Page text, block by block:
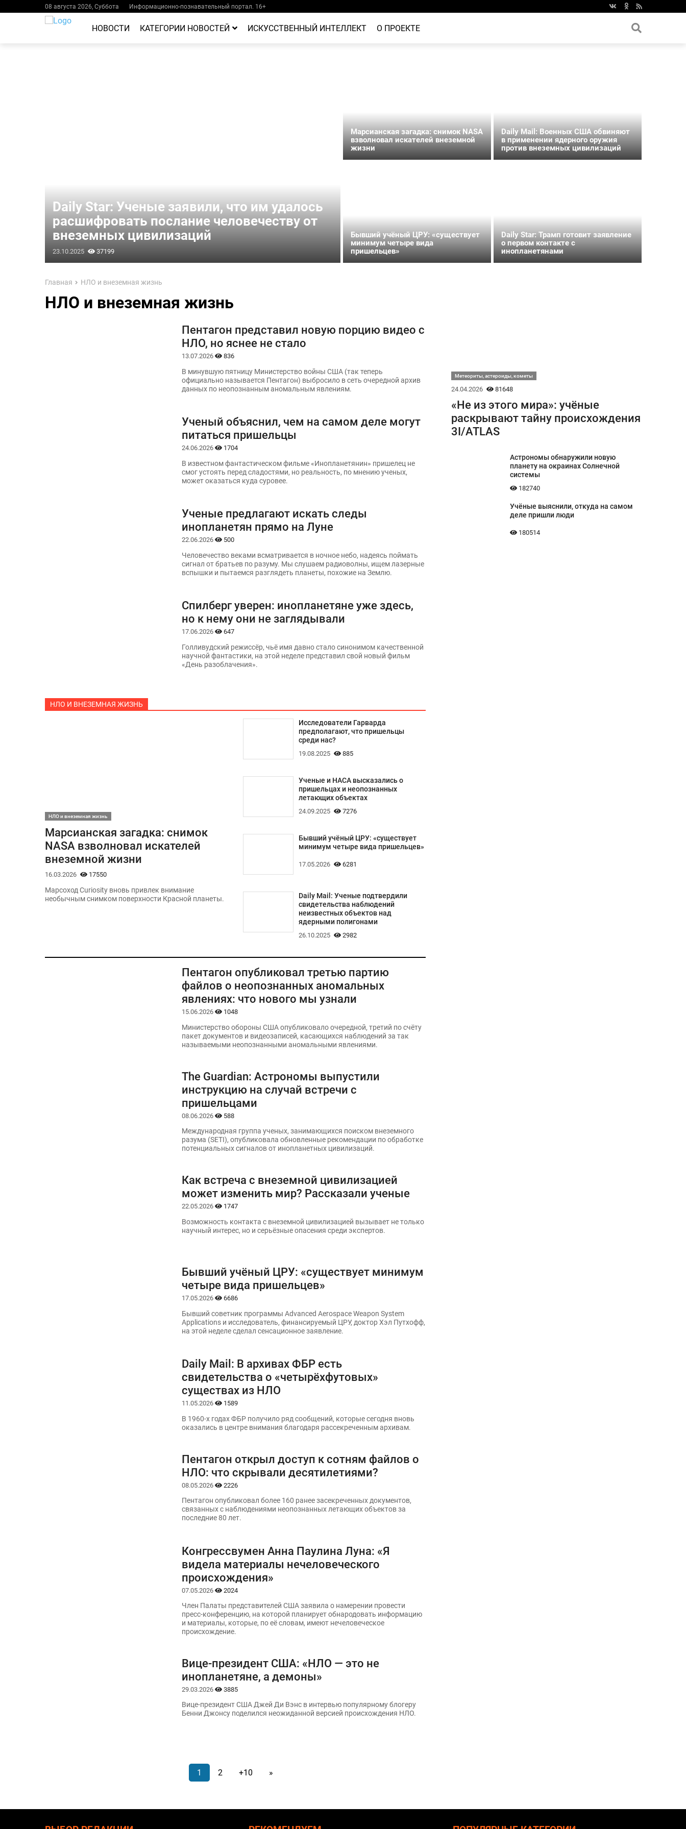
08 августа 2026, Суббота Информационно-познавательный портал. 16+
НОВОСТИ КАТЕГОРИИ НОВОСТЕЙ ИСКУССТВЕННЫЙ ИНТЕЛЛЕКТ О ПРОЕКТЕ
Daily Star: Ученые заявили, что им удалось
расшифровать послание человечеству от
внеземных цивилизаций
23.10.2025 37199
Марсианская загадка: снимок NASA
взволновал искателей внеземной
жизни
Daily Mail: Военных США обвиняют
в применении ядерного оружия
против внеземных цивилизаций
Бывший учёный ЦРУ: «существует
минимум четыре вида
пришельцев»
Daily Star: Трамп готовит заявление
о первом контакте с
инопланетянами
Главная НЛО и внеземная жизнь
НЛО и внеземная жизнь
Пентагон представил новую порцию видео с
НЛО, но яснее не стало
13.07.2026 836
В минувшую пятницу Министерство войны США (так теперь
официально называется Пентагон) выбросило в сеть очередной архив
данных по неопознанным аномальным явлениям.
Ученый объяснил, чем на самом деле могут
питаться пришельцы
24.06.2026 1704
В известном фантастическом фильме «Инопланетянин» пришелец не
смог устоять перед сладостями, но реальность, по мнению ученых,
может оказаться куда суровее.
Ученые предлагают искать следы
инопланетян прямо на Луне
22.06.2026 500
Человечество веками всматривается в ночное небо, надеясь поймать
сигнал от братьев по разуму. Мы слушаем радиоволны, ищем лазерные
вспышки и пытаемся разглядеть планеты, похожие на Землю.
Спилберг уверен: инопланетяне уже здесь,
но к нему они не заглядывали
17.06.2026 647
Голливудский режиссёр, чьё имя давно стало синонимом качественной
научной фантастики, на этой неделе представил свой новый фильм
«День разоблачения».
НЛО И ВНЕЗЕМНАЯ ЖИЗНЬ
НЛО и внеземная жизнь
Марсианская загадка: снимок
NASA взволновал искателей
внеземной жизни
16.03.2026 17550
Марсоход Curiosity вновь привлек внимание
необычным снимком поверхности Красной планеты.
Исследователи Гарварда
предполагают, что пришельцы
среди нас?
19.08.2025 885
Ученые и НАСА высказались о
пришельцах и неопознанных
летающих объектах
24.09.2025 7276
Бывший учёный ЦРУ: «существует
минимум четыре вида пришельцев»
17.05.2026 6281
Daily Mail: Ученые подтвердили
свидетельства наблюдений
неизвестных объектов над
ядерными полигонами
26.10.2025 2982
Пентагон опубликовал третью партию
файлов о неопознанных аномальных
явлениях: что нового мы узнали
15.06.2026 1048
Министерство обороны США опубликовало очередной, третий по счёту
пакет документов и видеозаписей, касающихся наблюдений за так
называемыми неопознанными аномальными явлениями.
The Guardian: Астрономы выпустили
инструкцию на случай встречи с
пришельцами
08.06.2026 588
Международная группа ученых, занимающихся поиском внеземного
разума (SETI), опубликовала обновленные рекомендации по обработке
потенциальных сигналов от инопланетных цивилизаций.
Как встреча с внеземной цивилизацией
может изменить мир? Рассказали ученые
22.05.2026 1747
Возможность контакта с внеземной цивилизацией вызывает не только
научный интерес, но и серьёзные опасения среди экспертов.
Бывший учёный ЦРУ: «существует минимум
четыре вида пришельцев»
17.05.2026 6686
Бывший советник программы Advanced Aerospace Weapon System
Applications и исследователь, финансируемый ЦРУ, доктор Хэл Путхофф,
на этой неделе сделал сенсационное заявление.
Daily Mail: В архивах ФБР есть
свидетельства о «четырёхфутовых»
существах из НЛО
11.05.2026 1589
В 1960-х годах ФБР получило ряд сообщений, которые сегодня вновь
оказались в центре внимания благодаря рассекреченным архивам.
Пентагон открыл доступ к сотням файлов о
НЛО: что скрывали десятилетиями?
08.05.2026 2226
Пентагон опубликовал более 160 ранее засекреченных документов,
связанных с наблюдениями неопознанных летающих объектов за
последние 80 лет.
Конгрессвумен Анна Паулина Луна: «Я
видела материалы нечеловеческого
происхождения»
07.05.2026 2024
Член Палаты представителей США заявила о намерении провести
пресс-конференцию, на которой планирует обнародовать информацию
и материалы, которые, по её словам, имеют нечеловеческое
происхождение.
Вице-президент США: «НЛО — это не
инопланетяне, а демоны»
29.03.2026 3885
Вице-президент США Джей Ди Вэнс в интервью популярному блогеру
Бенни Джонсу поделился неожиданной версией происхождения НЛО.
1 2 +10 »
Метеориты, астероиды, кометы
24.04.2026 81648
«Не из этого мира»: учёные
раскрывают тайну происхождения
3I/ATLAS
Астрономы обнаружили новую
планету на окраинах Солнечной
системы
182740
Учёные выяснили, откуда на самом
деле пришли люди
180514